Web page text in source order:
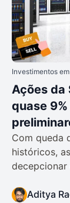
Investimentos
Ações da
quase
Com queda
históricos,
Aditya